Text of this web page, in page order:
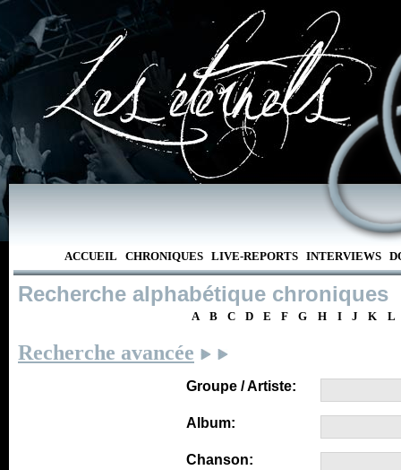
ACCUEIL CHRONIQUES LIVE-REPORTS INTERVIEWS
Recherche alphabétique chroniques
A B C D E F G H I J K L
Recherche avancée
Groupe / Artiste:
Album:
Chanson: